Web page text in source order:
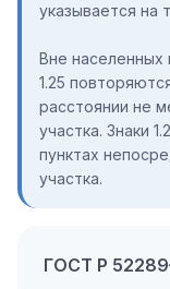
указывается на
Вне населенных
1.25
расстоянии не
участка. Знаки
пунктах
участка.
ГОСТ Р